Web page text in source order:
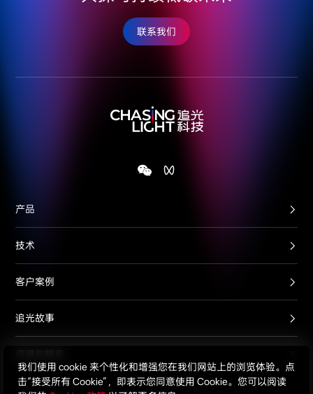
我们使用 cookie 来个性化和增强您在我们网站上的浏览体验。点
击“接受所有 Cookie”，即表示您同意使用 Cookie。您可以阅读
联系我们
产品
技术
客户案例
追光故事